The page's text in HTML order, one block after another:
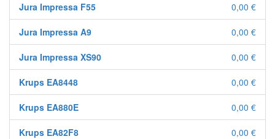
Jura Impressa F55 0,00 €
Jura Impressa A9 0,00 €
Jura Impressa XS90 0,00 €
Krups EA8448 0,00 €
Krups EA880E 0,00 €
Krups EA82F8 0,00 €